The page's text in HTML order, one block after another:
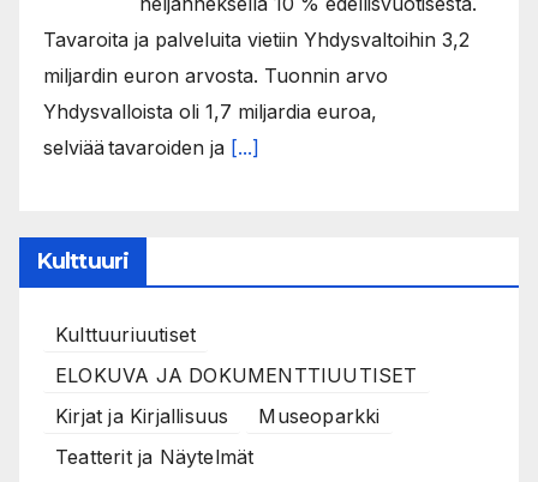
Tavaroita ja palveluita vietiin Yhdysvaltoihin 3,2
miljardin euron arvosta. Tuonnin arvo
Yhdysvalloista oli 1,7 miljardia euroa,
selviää tavaroiden ja [...]
Kulttuuri
Kulttuuriuutiset
ELOKUVA JA DOKUMENTTIUUTISET
Kirjat ja Kirjallisuus
Museoparkki
Teatterit ja Näytelmät